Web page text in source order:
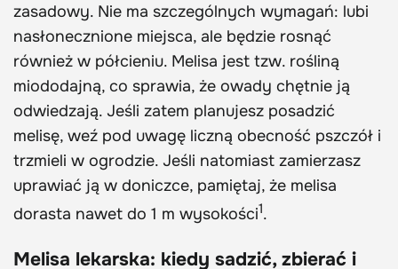
zasadowy. Nie ma szczególnych wymagań: lubi
nasłonecznione miejsca, ale będzie rosnąć
również w półcieniu. Melisa jest tzw. rośliną
miododajną, co sprawia, że owady chętnie ją
odwiedzają. Jeśli zatem planujesz posadzić
melisę, weź pod uwagę liczną obecność pszczół i
trzmieli w ogrodzie. Jeśli natomiast zamierzasz
uprawiać ją w doniczce, pamiętaj, że melisa
dorasta nawet do 1 m wysokości1.
Melisa lekarska: kiedy sadzić, zbierać i